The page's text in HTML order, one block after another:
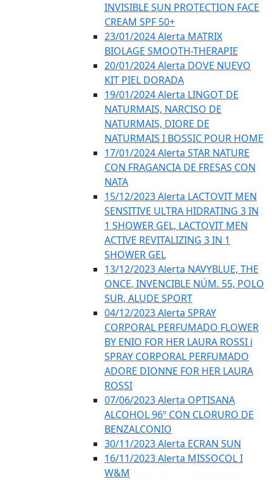
INVISIBLE SUN PROTECTION FACE
CREAM SPF 50+
23/01/2024 Alerta MATRIX
BIOLAGE SMOOTH-THERAPIE
20/01/2024 Alerta DOVE NUEVO
KIT PIEL DORADA
19/01/2024 Alerta LINGOT DE
NATURMAIS, NARCISO DE
NATURMAIS, DIORE DE
NATURMAIS I BOSSIC POUR HOME
17/01/2024 Alerta STAR NATURE
CON FRAGANCIA DE FRESAS CON
NATA
15/12/2023 Alerta LACTOVIT MEN
SENSITIVE ULTRA HIDRATING 3 IN
1 SHOWER GEL, LACTOVIT MEN
ACTIVE REVITALIZING 3 IN 1
SHOWER GEL
13/12/2023 Alerta NAVYBLUE, THE
ONCE, INVENCIBLE NÚM. 55, POLO
SUR, ALUDE SPORT
04/12/2023 Alerta SPRAY
CORPORAL PERFUMADO FLOWER
BY ENIO FOR HER LAURA ROSSI i
SPRAY CORPORAL PERFUMADO
ADORE DIONNE FOR HER LAURA
ROSSI
07/06/2023 Alerta OPTISANA
ALCOHOL 96º CON CLORURO DE
BENZALCONIO
30/11/2023 Alerta ECRAN SUN
16/11/2023 Alerta MISSOCOL I
W&M